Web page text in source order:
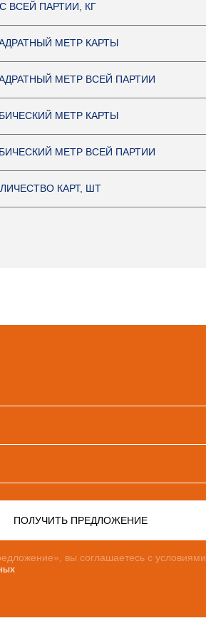
ВСЕЙ ПАРТИИ, КГ
МЕТР КАРТЫ
МЕТР ВСЕЙ ПАРТИИ
МЕТР КАРТЫ
МЕТР ВСЕЙ ПАРТИИ
КАРТ, ШТ
ПОЛУЧИТЬ ПРЕДЛОЖЕНИЕ
вы соглашаетесь с условиями